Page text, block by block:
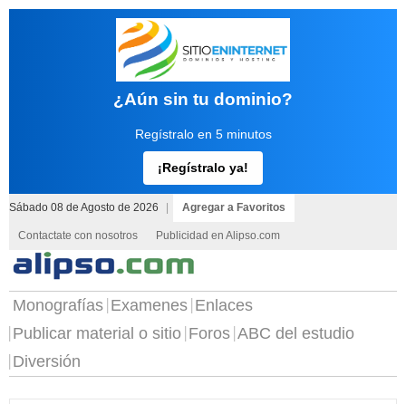
¿Aún sin tu dominio?
Regístralo en 5 minutos
¡Regístralo ya!
Sábado 08 de Agosto de 2026 Agregar a Favoritos
Contactate con nosotros Publicidad en Alipso.com
Monografías Examenes Enlaces
Publicar material o sitio Foros ABC del estudio
Diversión